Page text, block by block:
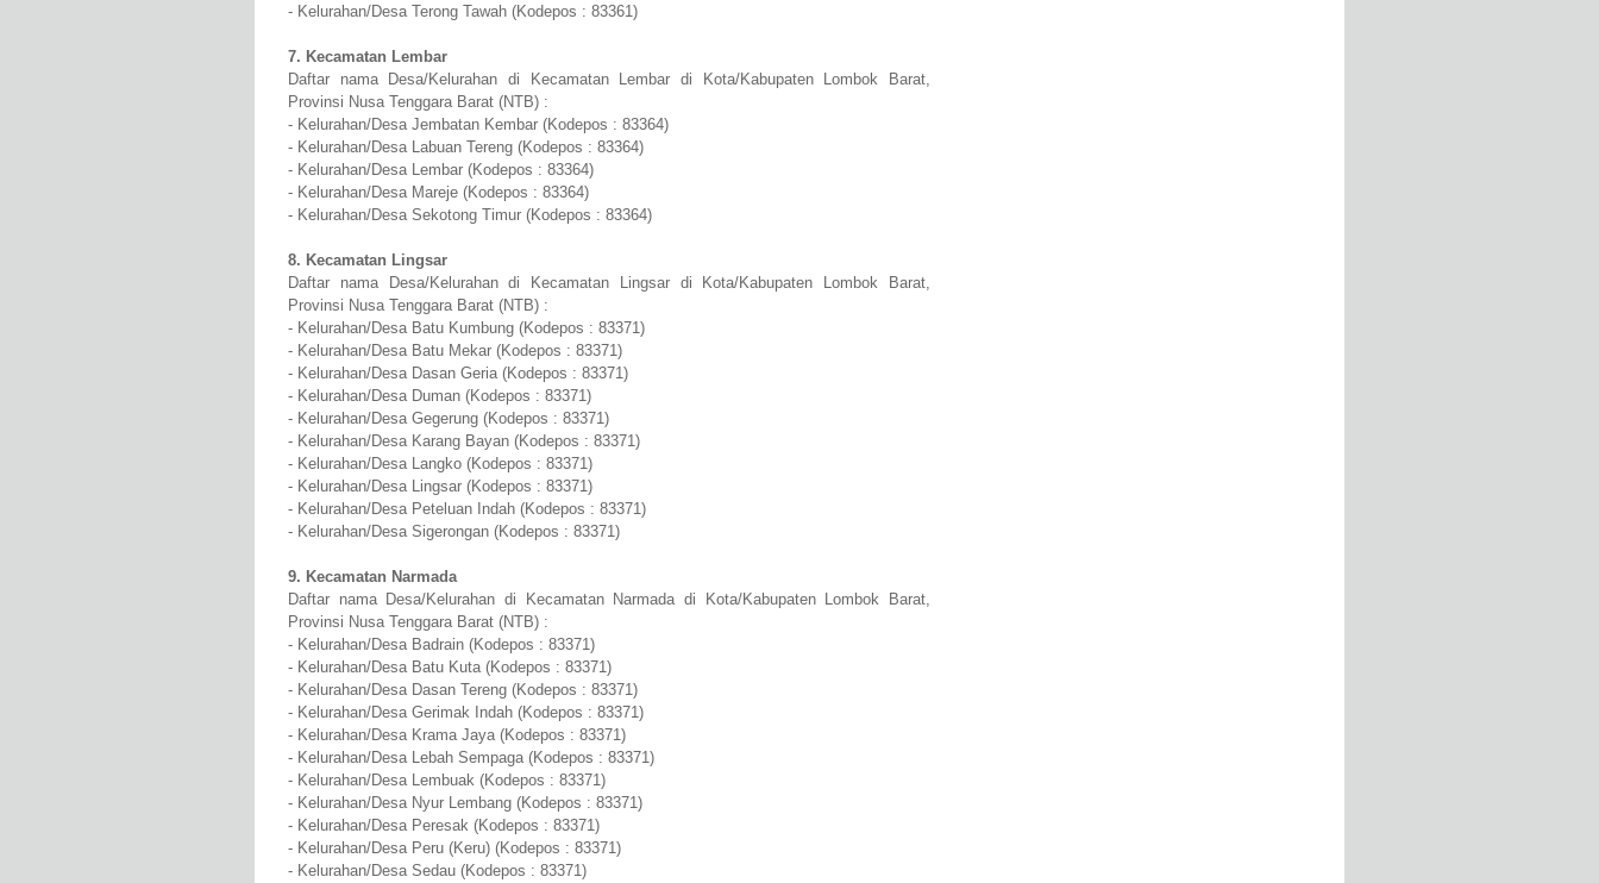
- Kelurahan/Desa Terong Tawah (Kodepos : 83361)
7. Kecamatan Lembar
Daftar nama Desa/Kelurahan di Kecamatan Lembar di Kota/Kabupaten Lombok Barat,
Provinsi Nusa Tenggara Barat (NTB) :
- Kelurahan/Desa Jembatan Kembar (Kodepos : 83364)
- Kelurahan/Desa Labuan Tereng (Kodepos : 83364)
- Kelurahan/Desa Lembar (Kodepos : 83364)
- Kelurahan/Desa Mareje (Kodepos : 83364)
- Kelurahan/Desa Sekotong Timur (Kodepos : 83364)
8. Kecamatan Lingsar
Daftar nama Desa/Kelurahan di Kecamatan Lingsar di Kota/Kabupaten Lombok Barat,
Provinsi Nusa Tenggara Barat (NTB) :
- Kelurahan/Desa Batu Kumbung (Kodepos : 83371)
- Kelurahan/Desa Batu Mekar (Kodepos : 83371)
- Kelurahan/Desa Dasan Geria (Kodepos : 83371)
- Kelurahan/Desa Duman (Kodepos : 83371)
- Kelurahan/Desa Gegerung (Kodepos : 83371)
- Kelurahan/Desa Karang Bayan (Kodepos : 83371)
- Kelurahan/Desa Langko (Kodepos : 83371)
- Kelurahan/Desa Lingsar (Kodepos : 83371)
- Kelurahan/Desa Peteluan Indah (Kodepos : 83371)
- Kelurahan/Desa Sigerongan (Kodepos : 83371)
9. Kecamatan Narmada
Daftar nama Desa/Kelurahan di Kecamatan Narmada di Kota/Kabupaten Lombok Barat,
Provinsi Nusa Tenggara Barat (NTB) :
- Kelurahan/Desa Badrain (Kodepos : 83371)
- Kelurahan/Desa Batu Kuta (Kodepos : 83371)
- Kelurahan/Desa Dasan Tereng (Kodepos : 83371)
- Kelurahan/Desa Gerimak Indah (Kodepos : 83371)
- Kelurahan/Desa Krama Jaya (Kodepos : 83371)
- Kelurahan/Desa Lebah Sempaga (Kodepos : 83371)
- Kelurahan/Desa Lembuak (Kodepos : 83371)
- Kelurahan/Desa Nyur Lembang (Kodepos : 83371)
- Kelurahan/Desa Peresak (Kodepos : 83371)
- Kelurahan/Desa Peru (Keru) (Kodepos : 83371)
- Kelurahan/Desa Sedau (Kodepos : 83371)